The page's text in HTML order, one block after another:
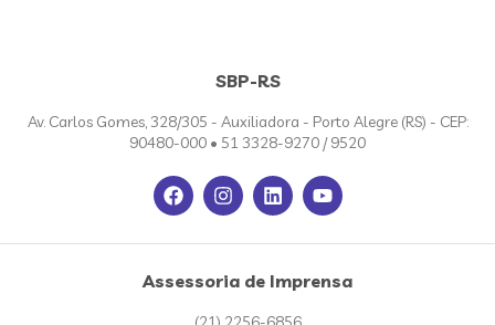
SBP-RS
Av. Carlos Gomes, 328/305 - Auxiliadora - Porto Alegre (RS) - CEP:
90480-000 • 51 3328-9270 / 9520
Assessoria de Imprensa